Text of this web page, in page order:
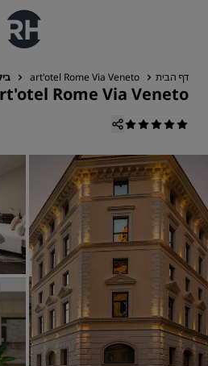
דף הבית art'otel Rome Via Veneto
Rome Via Veneto